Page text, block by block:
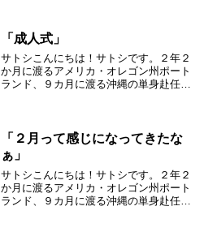
し、東京品川区南大井で不動...
「成人式」
サトシこんにちは！サトシです。２年２
か月に渡るアメリカ・オレゴン州ポート
ランド、９カ月に渡る沖縄の単身赴任の
品川区南大井で不動産を主...
「２月って感じになってきたな
ぁ」
サトシこんにちは！サトシです。２年２
か月に渡るアメリカ・オレゴン州ポート
ランド、９カ月に渡る沖縄の単身赴任の